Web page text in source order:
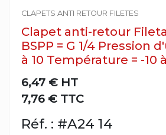
CLAPETS ANTI RETOUR FILETES
Clapet anti-retour
BSPP = G 1/4 Pression
à 10 Température = -10
6,47 € HT
7,76 € TTC
Réf. : #A24 14